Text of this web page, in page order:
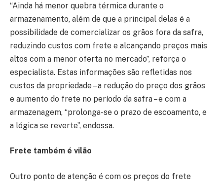
“Ainda há menor quebra térmica durante o
armazenamento, além de que a principal delas é a
possibilidade de comercializar os grãos fora da safra,
reduzindo custos com frete e alcançando preços mais
altos com a menor oferta no mercado”, reforça o
especialista. Estas informações são refletidas nos
custos da propriedade – a redução do preço dos grãos
e aumento do frete no período da safra – e com a
armazenagem, “prolonga-se o prazo de escoamento, e
a lógica se reverte”, endossa.
Frete também é vilão
Outro ponto de atenção é com os preços do frete